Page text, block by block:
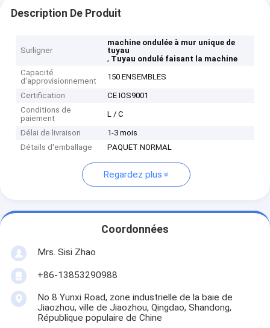
Description De Produit
Surligner
machine ondulée à mur unique de
tuyau
, Tuyau ondulé faisant la machine
Capacité
d'approvisionnement
150 ENSEMBLES
Certification
CE IOS9001
Conditions de
paiement
L / C
Délai de livraison
1-3 mois
Détails d'emballage
PAQUET NORMAL
Regardez plus
Coordonnées
Mrs. Sisi Zhao
+86-13853290988
No 8 Yunxi Road, zone industrielle de la baie de
Jiaozhou, ville de Jiaozhou, Qingdao, Shandong,
République populaire de Chine